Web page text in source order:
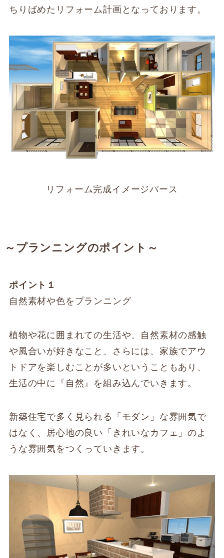
ちりばめたリフォーム計画となっております。
リフォーム完成イメージパース
～プランニングのポイント～
ポイント１
自然素材や色をプランニング
植物や花に囲まれての生活や、自然素材の感触
や風合いが好きなこと、さらには、家族でアウ
トドアを楽しむことが多いということもあり、
生活の中に『自然』を組み込んでいきます。
新築住宅で多く見られる「モダン」な雰囲気で
はなく、居心地の良い「きれいなカフェ」のよ
うな雰囲気をつくっていきます。